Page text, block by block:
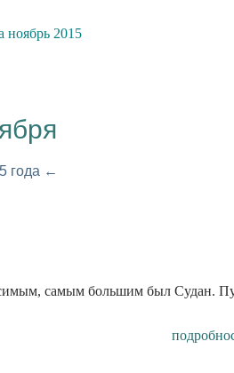
2015
года ←
самым большим был Судан.